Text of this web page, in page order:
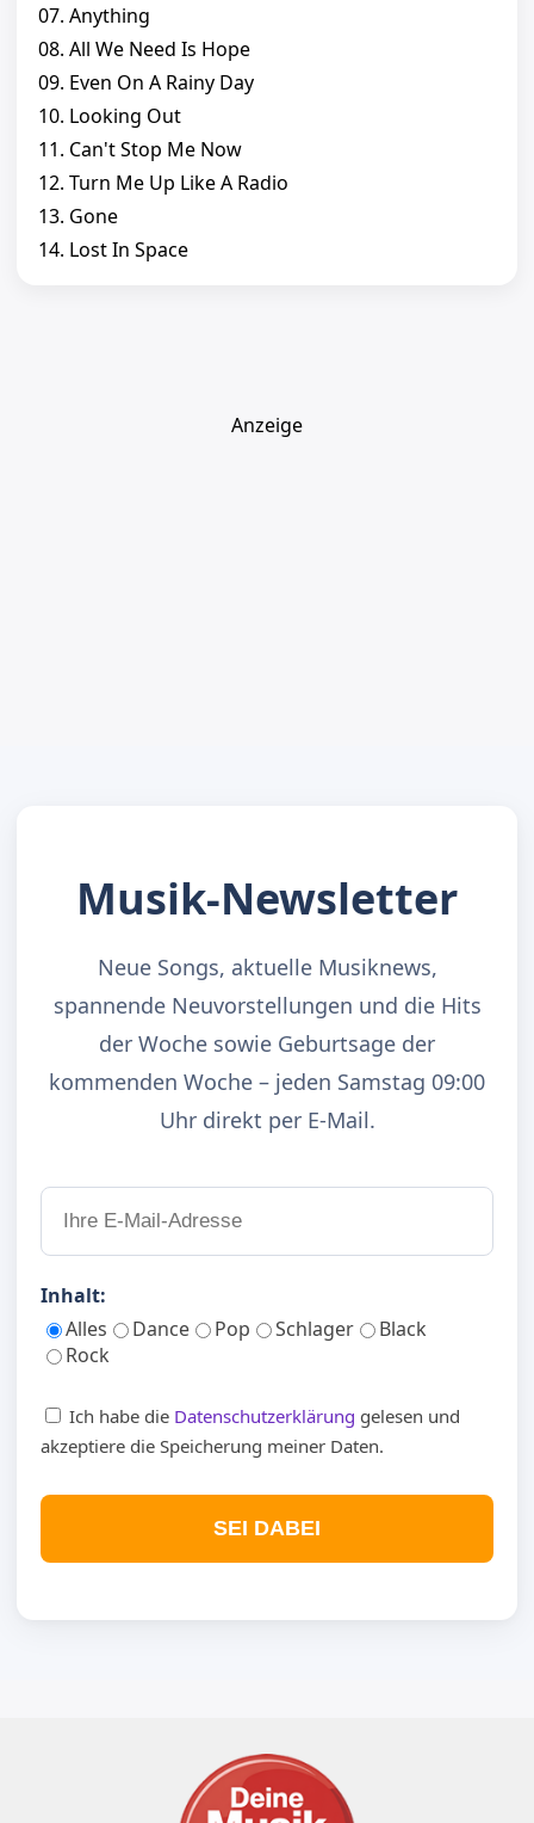
07. Anything
08. All We Need Is Hope
09. Even On A Rainy Day
10. Looking Out
11. Can't Stop Me Now
12. Turn Me Up Like A Radio
13. Gone
14. Lost In Space
Anzeige
Musik-Newsletter
Neue Songs, aktuelle Musiknews,
spannende Neuvorstellungen und die Hits
der Woche sowie Geburtsage der
kommenden Woche – jeden Samstag 09:00
Uhr direkt per E-Mail.
Inhalt:
Alles
Dance Pop Schlager
Black
Rock
Ich habe die Datenschutzerklärung gelesen und
akzeptiere die Speicherung meiner Daten.
SEI DABEI